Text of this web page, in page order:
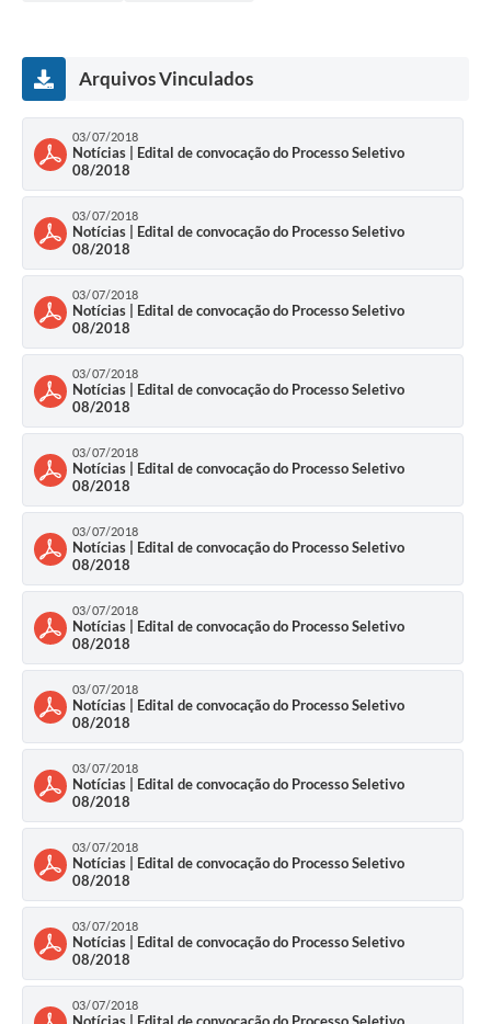
Arquivos Vinculados
03/07/2018
Notícias | Edital de convocação do Processo Seletivo
08/2018
03/07/2018
Notícias | Edital de convocação do Processo Seletivo
08/2018
03/07/2018
Notícias | Edital de convocação do Processo Seletivo
08/2018
03/07/2018
Notícias | Edital de convocação do Processo Seletivo
08/2018
03/07/2018
Notícias | Edital de convocação do Processo Seletivo
08/2018
03/07/2018
Notícias | Edital de convocação do Processo Seletivo
08/2018
03/07/2018
Notícias | Edital de convocação do Processo Seletivo
08/2018
03/07/2018
Notícias | Edital de convocação do Processo Seletivo
08/2018
03/07/2018
Notícias | Edital de convocação do Processo Seletivo
08/2018
03/07/2018
Notícias | Edital de convocação do Processo Seletivo
08/2018
03/07/2018
Notícias | Edital de convocação do Processo Seletivo
08/2018
03/07/2018